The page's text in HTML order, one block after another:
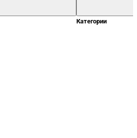
Категории